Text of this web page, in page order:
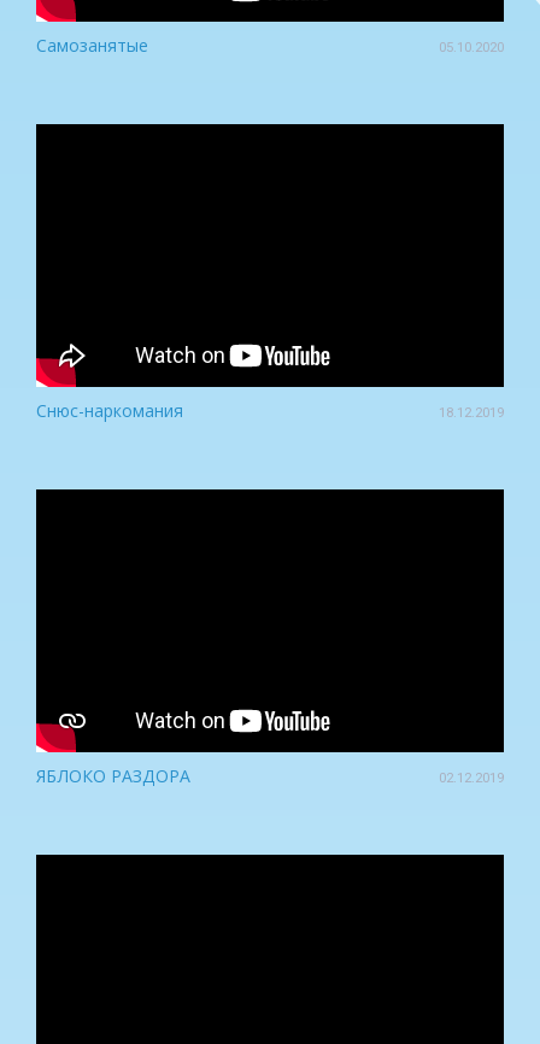
Самозанятые 05.10.2020
Снюс-наркомания 18.12.2019
ЯБЛОКО РАЗДОРА 02.12.2019